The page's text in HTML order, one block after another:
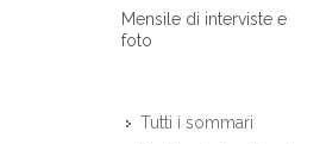
Mensile di interviste e
foto
Tutti i sommari